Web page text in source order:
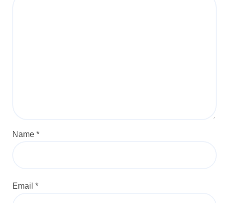
Name *
Email *